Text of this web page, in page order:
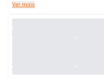
Ver mais